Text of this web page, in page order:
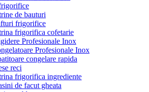
de bauturi
frigorifice
frigorifica cofetarie
Profesionale Inox
Profesionale Inox
congelare rapida
reci
frigorifica ingrediente
de facut gheata